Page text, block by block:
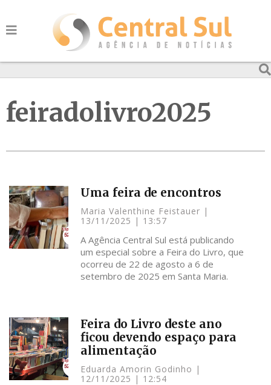
feiradolivro2025
Uma feira de encontros
Maria Valenthine Feistauer
13/11/2025
13:57
A Agência Central Sul está publicando
um especial sobre a Feira do Livro, que
ocorreu de 22 de agosto a 6 de
setembro de 2025 em Santa Maria.
Feira do Livro deste ano
ficou devendo espaço para
alimentação
Eduarda Amorin Godinho
12/11/2025
12:54